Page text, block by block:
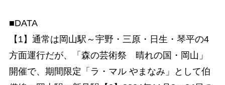
■DATA
【1】通常は岡山駅～宇野・三原・日生・琴平の4
方面運行だが、「森の芸術祭 晴れの国・岡山」
開催で、期間限定「ラ・マル やまなみ」として伯